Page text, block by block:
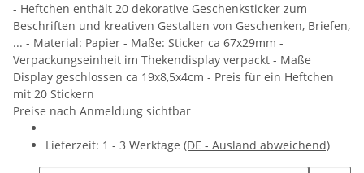
- Heftchen enthält 20 dekorative Geschenksticker zum
Beschriften und kreativen Gestalten von Geschenken, Briefen,
... - Material: Papier - Maße: Sticker ca 67x29mm -
Verpackungseinheit im Thekendisplay verpackt - Maße
Display geschlossen ca 19x8,5x4cm - Preis für ein Heftchen
mit 20 Stickern
Preise nach Anmeldung sichtbar
Lieferzeit: 1 - 3 Werktage (DE - Ausland abweichend)